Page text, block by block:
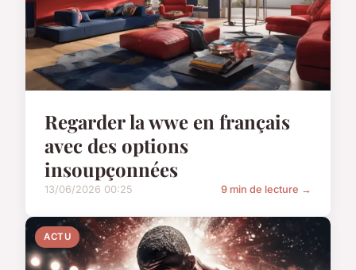
Regarder la wwe en français
avec des options
insoupçonnées
13/06/2026 00:25 9 min de lecture →
ACTU